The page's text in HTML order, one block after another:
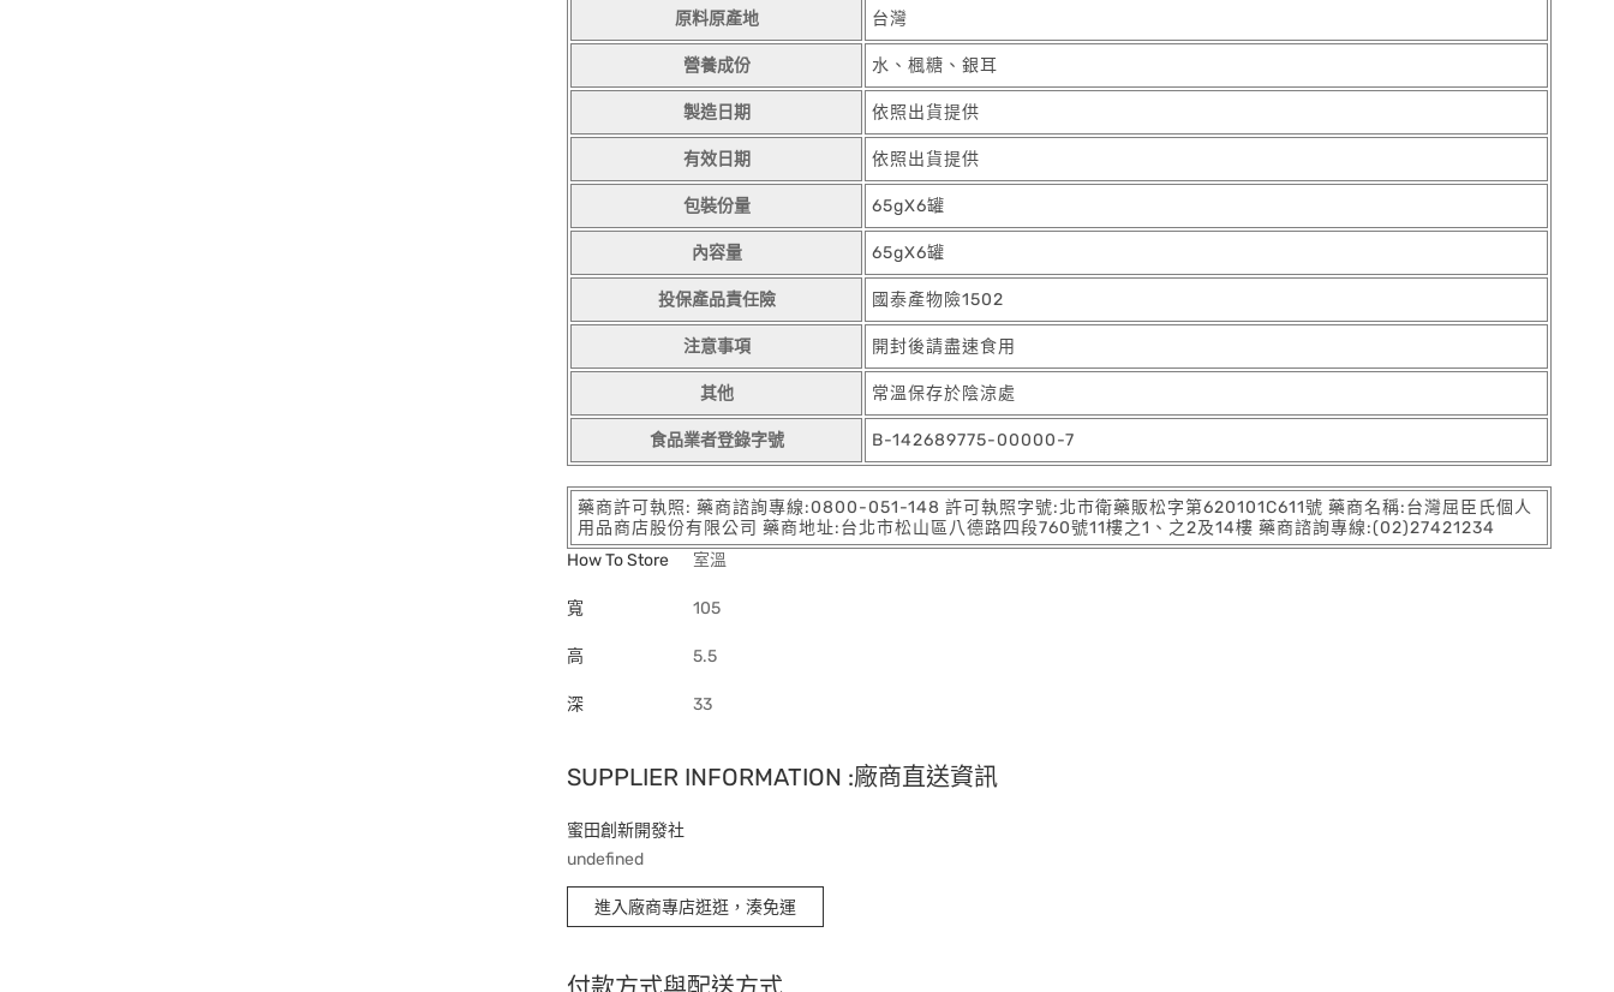
原料原產地 台灣
營養成份 水、楓糖、銀耳
製造日期 依照出貨提供
有效日期 依照出貨提供
包裝份量 65gX6罐
內容量 65gX6罐
投保產品責任險 國泰產物險1502
注意事項 開封後請盡速食用
其他 常溫保存於陰涼處
食品業者登錄字號 B-142689775-00000-7
藥商許可執照: 藥商諮詢專線:0800-051-148 許可執照字號:北市衛藥販松字第620101C611號 藥商名稱:台灣屈臣氏個人
用品商店股份有限公司 藥商地址:台北市松山區八德路四段760號11樓之1、之2及14樓 藥商諮詢專線:(02)27421234
How To Store
室溫
寬 105
高 5.5
深 33
SUPPLIER INFORMATION :廠商直送資訊
蜜田創新開發社
undefined
進入廠商專店逛逛，湊免運